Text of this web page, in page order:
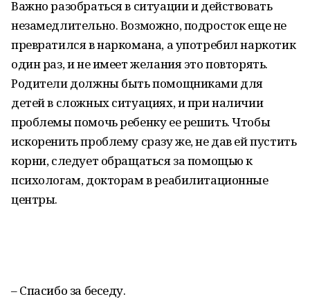
Важно разобраться в ситуации и действовать
незамедлительно. Возможно, подросток еще не
превратился в наркомана, а употребил наркотик
один раз, и не имеет желания это повторять.
Родители должны быть помощниками для
детей в сложных ситуациях, и при наличии
проблемы помочь ребенку ее решить. Чтобы
искоренить проблему сразу же, не дав ей пустить
корни, следует обращаться за помощью к
психологам, докторам в реабилитационные
центры.
– Спасибо за беседу.